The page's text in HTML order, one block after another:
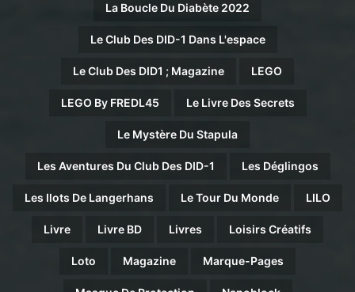
La Boucle Du Diabète 2022
Le Club Des DID-1 Dans L'espace
Le Club Des DID1 ; Magazine LEGO
LEGO By FREDL45 Le Livre Des Secrets
Le Mystère Du Stapula
Les Aventures Du Club Des DID-1 Les Déglingos
Les Ilots De Langerhans Le Tour Du Monde LILO
Livre Livre BD Livres Loisirs Créatifs
Loto Magazine Marque-Pages